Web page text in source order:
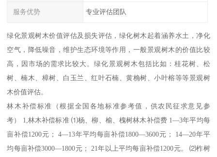
服务优势 专业评估团队
绿化景观树木价值评估及损失评估，绿化树木起着涵养水土，净化
空气，降低噪音，维护生态环境等作用，一般景观树木的价值比较
高，因市场的需求比较大。绿化景观树木包括比如：桂花树、松
树、楠木、樟树、白玉兰、红叶石楠、黄桷树、小叶榕等等景观树
木价值评估。
林木补偿标准（根据全国各地标准参考值，供农民征求意见参
考） 1,林木补偿标准 ⑴杨、柳、榆、槐树林木补偿费 1—3年平均每
亩补偿1200元； 4—13年平均每亩补偿1800—3600元； 14—20年平
均每亩补偿3000—1800元； 21年以上平均每亩补偿1200元。 ⑵柞树